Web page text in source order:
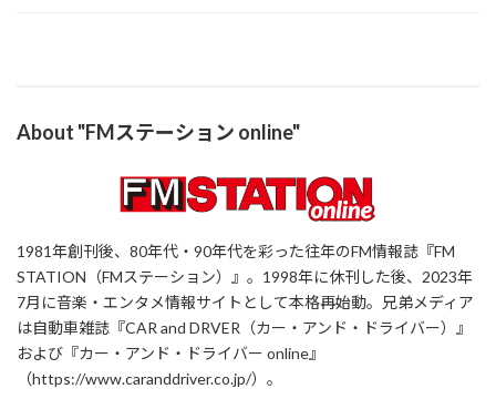
About "FMステーション online"
1981年創刊後、80年代・90年代を彩った往年のFM情報誌『FM
STATION（FMステーション）』。1998年に休刊した後、2023年
7月に音楽・エンタメ情報サイトとして本格再始動。兄弟メディア
は自動車雑誌『CAR and DRVER（カー・アンド・ドライバー）』
および『カー・アンド・ドライバー online』
（https://www.caranddriver.co.jp/）。